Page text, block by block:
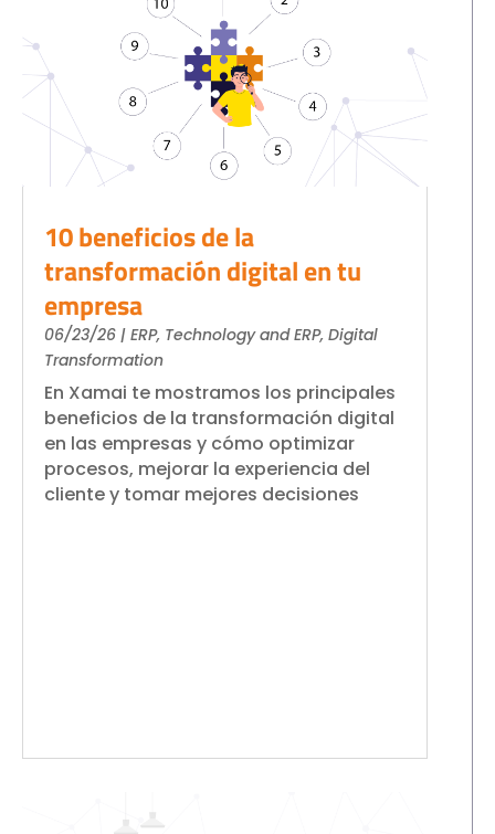
10 beneficios de la
transformación digital en tu
empresa
06/23/26 | ERP, Technology and ERP, Digital
Transformation
En Xamai te mostramos los principales
beneficios de la transformación digital
en las empresas y cómo optimizar
procesos, mejorar la experiencia del
cliente y tomar mejores decisiones